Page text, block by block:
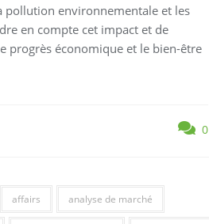
pollution environnementale et les
en compte cet impact et de
progrès économique et le bien-être
0
affairs analyse de marché